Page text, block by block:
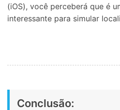
(iOS), você perceberá que é
interessante para simular
Conclusão: